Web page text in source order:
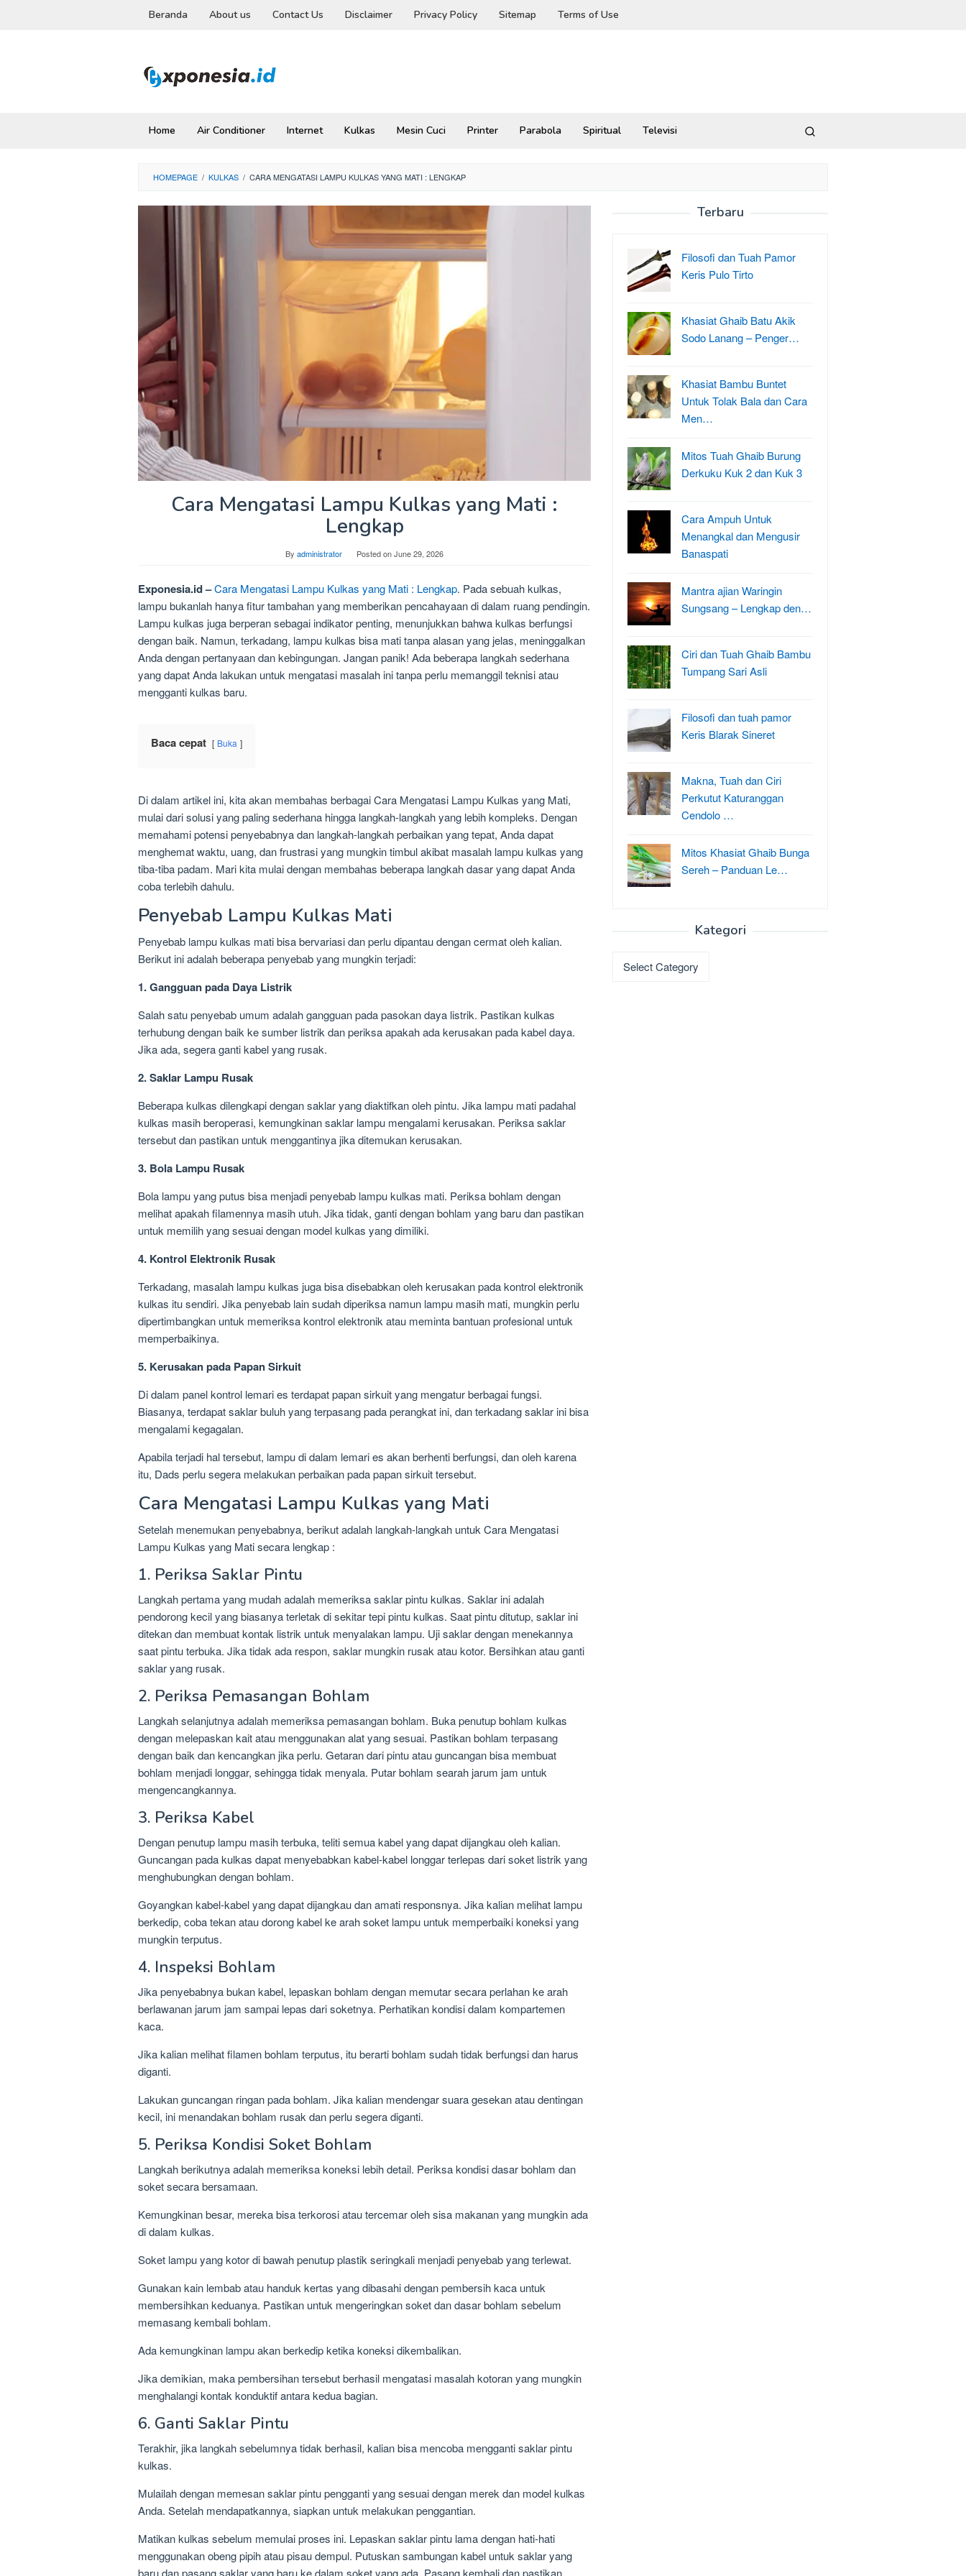
Beranda About us Contact Us Disclaimer Privacy Policy Sitemap Terms of Use
Home Air Conditioner Internet Kulkas Mesin Cuci Printer Parabola Spiritual Televisi
HOMEPAGE / KULKAS / CARA MENGATASI LAMPU KULKAS YANG MATI : LENGKAP
Cara Mengatasi Lampu Kulkas yang Mati :
Lengkap
By administrator Posted onJune 29, 2026
Exponesia.id –Cara Mengatasi Lampu Kulkas yang Mati : Lengkap. Pada sebuah kulkas,
lampu bukanlah hanya fitur tambahan yang memberikan pencahayaan di dalam ruang pendingin.
Lampu kulkas juga berperan sebagai indikator penting, menunjukkan bahwa kulkas berfungsi
dengan baik. Namun, terkadang, lampu kulkas bisa mati tanpa alasan yang jelas, meninggalkan
Anda dengan pertanyaan dan kebingungan. Jangan panik! Ada beberapa langkah sederhana
yang dapat Anda lakukan untuk mengatasi masalah ini tanpa perlu memanggil teknisi atau
mengganti kulkas baru.
Baca cepat Buka
Di dalam artikel ini, kita akan membahas berbagai Cara Mengatasi Lampu Kulkas yang Mati,
mulai dari solusi yang paling sederhana hingga langkah-langkah yang lebih kompleks. Dengan
memahami potensi penyebabnya dan langkah-langkah perbaikan yang tepat, Anda dapat
menghemat waktu, uang, dan frustrasi yang mungkin timbul akibat masalah lampu kulkas yang
tiba-tiba padam. Mari kita mulai dengan membahas beberapa langkah dasar yang dapat Anda
coba terlebih dahulu.
Penyebab Lampu Kulkas Mati
Penyebab lampu kulkas mati bisa bervariasi dan perlu dipantau dengan cermat oleh kalian.
Berikut ini adalah beberapa penyebab yang mungkin terjadi:
1. Gangguan pada Daya Listrik
Salah satu penyebab umum adalah gangguan pada pasokan daya listrik. Pastikan kulkas
terhubung dengan baik ke sumber listrik dan periksa apakah ada kerusakan pada kabel daya.
Jika ada, segera ganti kabel yang rusak.
2. Saklar Lampu Rusak
Beberapa kulkas dilengkapi dengan saklar yang diaktifkan oleh pintu. Jika lampu mati padahal
kulkas masih beroperasi, kemungkinan saklar lampu mengalami kerusakan. Periksa saklar
tersebut dan pastikan untuk menggantinya jika ditemukan kerusakan.
3. Bola Lampu Rusak
Bola lampu yang putus bisa menjadi penyebab lampu kulkas mati. Periksa bohlam dengan
melihat apakah filamennya masih utuh. Jika tidak, ganti dengan bohlam yang baru dan pastikan
untuk memilih yang sesuai dengan model kulkas yang dimiliki.
4. Kontrol Elektronik Rusak
Terkadang, masalah lampu kulkas juga bisa disebabkan oleh kerusakan pada kontrol elektronik
kulkas itu sendiri. Jika penyebab lain sudah diperiksa namun lampu masih mati, mungkin perlu
dipertimbangkan untuk memeriksa kontrol elektronik atau meminta bantuan profesional untuk
memperbaikinya.
5. Kerusakan pada Papan Sirkuit
Di dalam panel kontrol lemari es terdapat papan sirkuit yang mengatur berbagai fungsi.
Biasanya, terdapat saklar buluh yang terpasang pada perangkat ini, dan terkadang saklar ini bisa
mengalami kegagalan.
Apabila terjadi hal tersebut, lampu di dalam lemari es akan berhenti berfungsi, dan oleh karena
itu, Dads perlu segera melakukan perbaikan pada papan sirkuit tersebut.
Cara Mengatasi Lampu Kulkas yang Mati
Setelah menemukan penyebabnya, berikut adalah langkah-langkah untuk Cara Mengatasi
Lampu Kulkas yang Mati secara lengkap :
1. Periksa Saklar Pintu
Langkah pertama yang mudah adalah memeriksa saklar pintu kulkas. Saklar ini adalah
pendorong kecil yang biasanya terletak di sekitar tepi pintu kulkas. Saat pintu ditutup, saklar ini
ditekan dan membuat kontak listrik untuk menyalakan lampu. Uji saklar dengan menekannya
saat pintu terbuka. Jika tidak ada respon, saklar mungkin rusak atau kotor. Bersihkan atau ganti
saklar yang rusak.
2. Periksa Pemasangan Bohlam
Langkah selanjutnya adalah memeriksa pemasangan bohlam. Buka penutup bohlam kulkas
dengan melepaskan kait atau menggunakan alat yang sesuai. Pastikan bohlam terpasang
dengan baik dan kencangkan jika perlu. Getaran dari pintu atau guncangan bisa membuat
bohlam menjadi longgar, sehingga tidak menyala. Putar bohlam searah jarum jam untuk
mengencangkannya.
3. Periksa Kabel
Dengan penutup lampu masih terbuka, teliti semua kabel yang dapat dijangkau oleh kalian.
Guncangan pada kulkas dapat menyebabkan kabel-kabel longgar terlepas dari soket listrik yang
menghubungkan dengan bohlam.
Goyangkan kabel-kabel yang dapat dijangkau dan amati responsnya. Jika kalian melihat lampu
berkedip, coba tekan atau dorong kabel ke arah soket lampu untuk memperbaiki koneksi yang
mungkin terputus.
4. Inspeksi Bohlam
Jika penyebabnya bukan kabel, lepaskan bohlam dengan memutar secara perlahan ke arah
berlawanan jarum jam sampai lepas dari soketnya. Perhatikan kondisi dalam kompartemen
kaca.
Jika kalian melihat filamen bohlam terputus, itu berarti bohlam sudah tidak berfungsi dan harus
diganti.
Lakukan guncangan ringan pada bohlam. Jika kalian mendengar suara gesekan atau dentingan
kecil, ini menandakan bohlam rusak dan perlu segera diganti.
5. Periksa Kondisi Soket Bohlam
Langkah berikutnya adalah memeriksa koneksi lebih detail. Periksa kondisi dasar bohlam dan
soket secara bersamaan.
Kemungkinan besar, mereka bisa terkorosi atau tercemar oleh sisa makanan yang mungkin ada
di dalam kulkas.
Soket lampu yang kotor di bawah penutup plastik seringkali menjadi penyebab yang terlewat.
Gunakan kain lembab atau handuk kertas yang dibasahi dengan pembersih kaca untuk
membersihkan keduanya. Pastikan untuk mengeringkan soket dan dasar bohlam sebelum
memasang kembali bohlam.
Ada kemungkinan lampu akan berkedip ketika koneksi dikembalikan.
Jika demikian, maka pembersihan tersebut berhasil mengatasi masalah kotoran yang mungkin
menghalangi kontak konduktif antara kedua bagian.
6. Ganti Saklar Pintu
Terakhir, jika langkah sebelumnya tidak berhasil, kalian bisa mencoba mengganti saklar pintu
kulkas.
Mulailah dengan memesan saklar pintu pengganti yang sesuai dengan merek dan model kulkas
Anda. Setelah mendapatkannya, siapkan untuk melakukan penggantian.
Matikan kulkas sebelum memulai proses ini. Lepaskan saklar pintu lama dengan hati-hati
menggunakan obeng pipih atau pisau dempul. Putuskan sambungan kabel untuk saklar yang
baru dan pasang saklar yang baru ke dalam soket yang ada. Pasang kembali dan pastikan
Terbaru
Filosofi dan Tuah Pamor
Keris Pulo Tirto
Khasiat Ghaib Batu Akik
Sodo Lanang – Penger…
Khasiat Bambu Buntet
Untuk Tolak Bala dan Cara
Men…
Mitos Tuah Ghaib Burung
Derkuku Kuk 2 dan Kuk 3
Cara Ampuh Untuk
Menangkal dan Mengusir
Banaspati
Mantra ajian Waringin
Sungsang – Lengkap den…
Ciri dan Tuah Ghaib Bambu
Tumpang Sari Asli
Filosofi dan tuah pamor
Keris Blarak Sineret
Makna, Tuah dan Ciri
Perkutut Katuranggan
Cendolo …
Mitos Khasiat Ghaib Bunga
Sereh – Panduan Le…
Kategori
Kategori